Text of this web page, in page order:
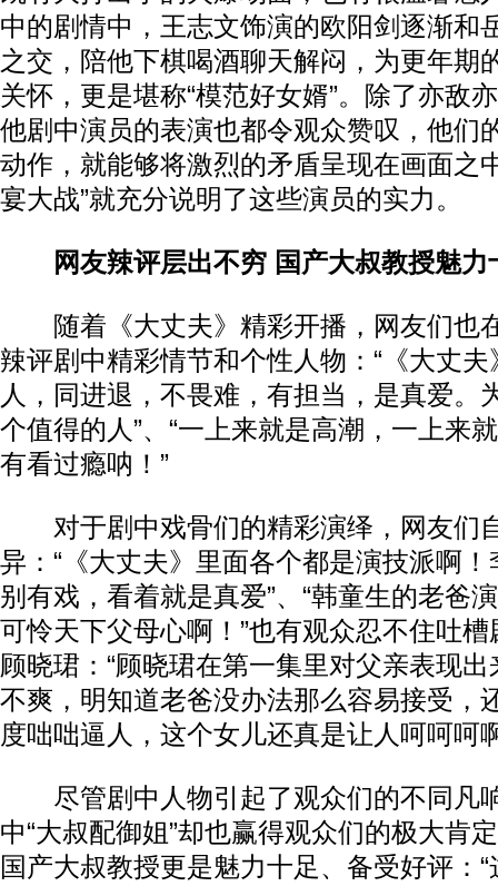
中的剧情中，王志文饰演的欧阳剑逐渐和
之交，陪他下棋喝酒聊天解闷，为更年期
关怀，更是堪称“模范好女婿”。除了亦敌
他剧中演员的表演也都令观众赞叹，他们
动作，就能够将激烈的矛盾呈现在画面之
宴大战”就充分说明了这些演员的实力。
网友辣评层出不穷 国产大叔教授魅力
随着《大丈夫》精彩开播，网友们也
辣评剧中精彩情节和个性人物：“《大丈
人，同进退，不畏难，有担当，是真爱。
个值得的人”、“一上来就是高潮，一上来
有看过瘾呐！”
对于剧中戏骨们的精彩演绎，网友们
异：“《大丈夫》里面各个都是演技派啊
别有戏，看着就是真爱”、“韩童生的老爸
可怜天下父母心啊！”也有观众忍不住吐
顾晓珺：“顾晓珺在第一集里对父亲表现
不爽，明知道老爸没办法那么容易接受，
度咄咄逼人，这个女儿还真是让人呵呵呵
尽管剧中人物引起了观众们的不同凡
中“大叔配御姐”却也赢得观众们的极大肯
国产大叔教授更是魅力十足、备受好评：